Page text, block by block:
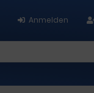
Anmelden